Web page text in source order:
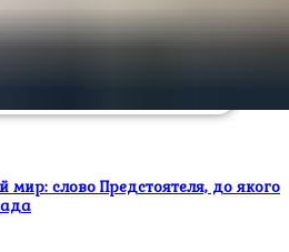
слово Предстоятеля, до якого